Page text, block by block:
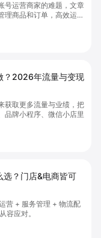
号运营商家的难题，文章
理商品和订单，高效运营
步、AI运营托管和丰富营
。点击了解微信小店批
？2026年流量与变现
获取更多流量与业绩，把
品牌小程序、微信小店里
选？门店&电商皆可
营 + 服务管理 + 物流配
容应对。